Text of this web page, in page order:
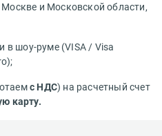
и Московской области,
в шоу-руме (VISA / Visa
с НДС) на расчетный счет
карту.